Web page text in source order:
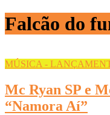
Falcão do
MÚSICA -
Mc Ryan SP e
“Namora Aí”